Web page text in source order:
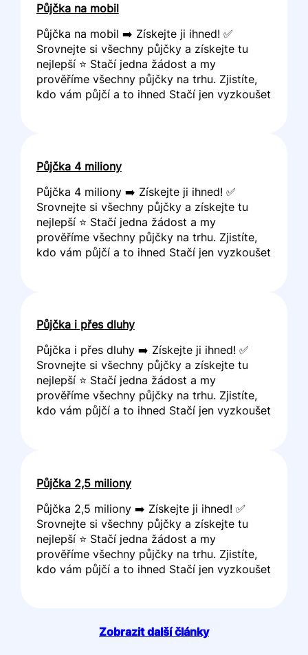
Půjčka na mobil
Půjčka na mobil ➡️ Získejte ji ihned! ✅
Srovnejte si všechny půjčky a získejte tu
nejlepší ⭐ Stačí jedna žádost a my
prověříme všechny půjčky na trhu. Zjistíte,
kdo vám půjčí a to ihned Stačí jen vyzkoušet
Půjčka 4 miliony
Půjčka 4 miliony ➡️ Získejte ji ihned! ✅
Srovnejte si všechny půjčky a získejte tu
nejlepší ⭐ Stačí jedna žádost a my
prověříme všechny půjčky na trhu. Zjistíte,
kdo vám půjčí a to ihned Stačí jen vyzkoušet
Půjčka i přes dluhy
Půjčka i přes dluhy ➡️ Získejte ji ihned! ✅
Srovnejte si všechny půjčky a získejte tu
nejlepší ⭐ Stačí jedna žádost a my
prověříme všechny půjčky na trhu. Zjistíte,
kdo vám půjčí a to ihned Stačí jen vyzkoušet
Půjčka 2,5 miliony
Půjčka 2,5 miliony ➡️ Získejte ji ihned! ✅
Srovnejte si všechny půjčky a získejte tu
nejlepší ⭐ Stačí jedna žádost a my
prověříme všechny půjčky na trhu. Zjistíte,
kdo vám půjčí a to ihned Stačí jen vyzkoušet
Zobrazit další články